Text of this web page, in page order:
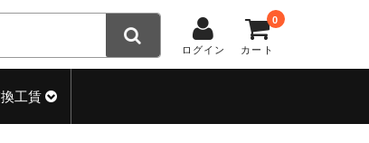
ログイン カート
0
工賃